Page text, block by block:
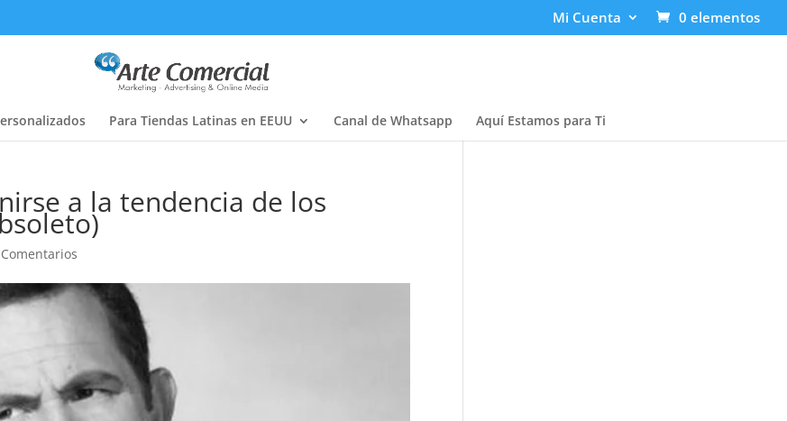
Mi Cuenta 0 elementos
Para Tiendas Latinas en EEUU Canal de Whatsapp Aquí Estamos para Ti
a la tendencia de los